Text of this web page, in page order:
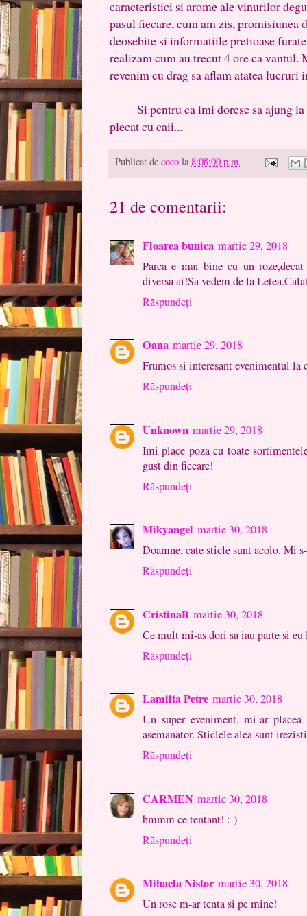
caracteristici si arome ale vinurilor
pasul fiecare, cum am zis, promisiunea
deosebite si informatiile pretioase
realizam cum au trecut 4 ore ca
revenim cu drag sa aflam atatea lucruri
Si pentru ca imi doresc sa ajung la
plecat cu caii...
Publicat de coco la8:08:00 p.m.
21 de comentarii:
Floarea bunica martie 29, 2018
Parca e mai bine cu un
diversa ai!Sa vedem de la
Răspundeți
Oana martie 29, 2018
Frumos si interesant evenimentul
Răspundeți
Unknown martie 29, 2018
Imi place poza cu toate
gust din fiecare!
Răspundeți
Mikyangel martie 30, 2018
Doamne, cate sticle sunt acolo. Mi
Răspundeți
CristinaB martie 30, 2018
Ce mult mi-as dori sa iau parte si
Răspundeți
Lamiita Petre martie 30, 2018
Un super eveniment, mi-ar
asemanator. Sticlele alea sunt
Răspundeți
CARMEN martie 30, 2018
hmmm ce tentant! :-)
Răspundeți
Mihaela Nistor martie 30, 2018
Un rose m-ar tenta si pe mine!